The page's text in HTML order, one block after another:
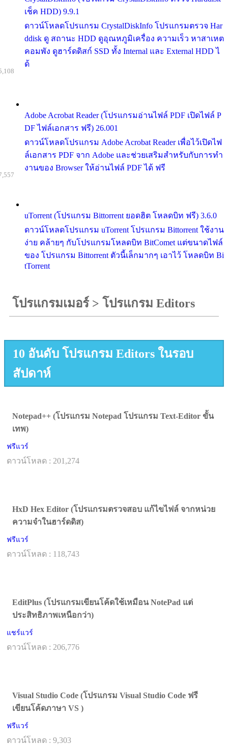
เช็ค HDD) 9.9.1
ดาวน์โหลดโปรแกรม CrystalDiskInfo โปรแกรมตรวจ Har
ddisk ดู สถานะ HDD ดูอุณหภูมิเครื่อง ความเร็ว หาสาเหต
คอมพัง ดูฮาร์ดดิสก์ SSD ทั้ง Internal และ External HDD ไ
ด้
Adobe Acrobat Reader (โปรแกรมอ่านไฟล์ PDF เปิดไฟล์ P
DF ไฟล์เอกสาร ฟรี) 26.001
ดาวน์โหลดโปรแกรม Adobe Acrobat Reader เพื่อไว้เปิดไฟ
ล์เอกสาร PDF จาก Adobe และช่วยเสริมสำหรับกับการทำ
งานของ Browser ให้อ่านไฟล์ PDF ได้ ฟรี
uTorrent (โปรแกรม Bittorrent ยอดฮิต โหลดบิท ฟรี) 3.6.0
ดาวน์โหลดโปรแกรม uTorrent โปรแกรม Bittorrent ใช้งาน
ง่าย คล้ายๆ กับโปรแกรมโหลดบิท BitComet แต่ขนาดไฟล์
ของ โปรแกรม Bittorrent ตัวนี้เล็กมากๆ เอาไว้ โหลดบิท Bi
tTorrent
โปรแกรมเมอร์> โปรแกรม Editors
10 อันดับ โปรแกรม Editors ในรอบ
สัปดาห์
Notepad++ (โปรแกรม Notepad โปรแกรม Text-Editor ขั้น
เทพ)
ฟรีแวร์
ดาวน์โหลด : 201,274
HxD Hex Editor (โปรแกรมตรวจสอบ แก้ไขไฟล์ จากหน่วย
ความจำในฮาร์ดดิส)
ฟรีแวร์
ดาวน์โหลด : 118,743
EditPlus (โปรแกรมเขียนโค้ดใช้เหมือน NotePad แต่
ประสิทธิภาพเหนือกว่า)
แชร์แวร์
ดาวน์โหลด : 206,776
Visual Studio Code (โปรแกรม Visual Studio Code ฟรี
เขียนโค้ดภาษา VS )
ฟรีแวร์
ดาวน์โหลด : 9,303